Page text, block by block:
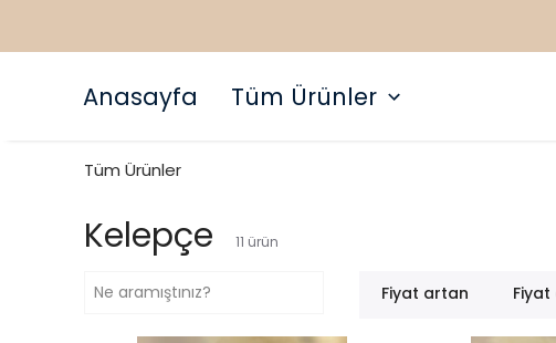
Anasayfa Tüm Ürünler
Tüm Ürünler
Kelepçe 11 ürün
Fiyat artan